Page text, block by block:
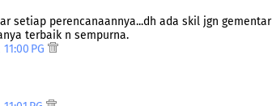
setiap perencanaannya...dh ada skil jgn gementar
terbaik n sempurna.
PG